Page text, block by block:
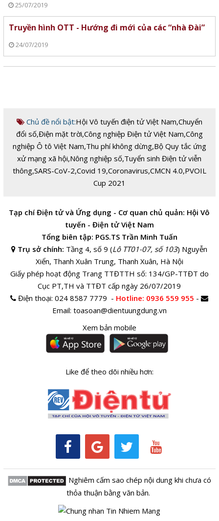
25/07/2019
Truyền hình OTT - Hướng đi mới của các “nhà Đài”
24/07/2019
Chủ đề nổi bật:Hội Vô tuyến điện tử Việt Nam,Chuyển
đổi số,Điện mặt trời,Công nghiệp Điện tử Việt Nam,Công
nghiệp Ô tô Việt Nam,Thu phí không dừng,Bộ Quy tắc ứng
xử mạng xã hội,Nông nghiệp số,Tuyển sinh Điện tử viễn
thông,SARS-CoV-2,Covid 19,Coronavirus,CMCN 4.0,PVOIL
Cup 2021
Tạp chí Điện tử và Ứng dụng - Cơ quan chủ quản: Hội Vô
tuyến - Điện tử Việt Nam
Tổng biên tập: PGS.TS Trần Minh Tuấn
Trụ sở chính: Tầng 4, số 9 (Lô TT01-07, số 103) Nguyễn
Xiển, Thanh Xuân Trung, Thanh Xuân, Hà Nội
Giấy phép hoạt động Trang TTĐTTH số: 134/GP-TTĐT do
Cục PT,TH và TTĐT cấp ngày 26/07/2019
Điện thoại:024 8587 7779 - Hotline: 0936 559 955 -
Email: toasoan@dientuungdung.vn
Xem bản mobile
Like để theo dõi nhiều hơn:
Nghiêm cấm sao chép nội dung khi chưa có
thỏa thuận bằng văn bản.